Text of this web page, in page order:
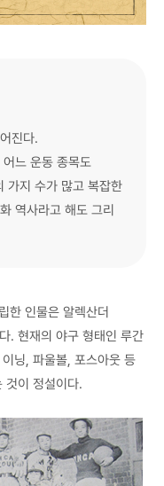
진다.
느 운동 종목도
가지 수가 많고 복잡한
역사라고 해도 그리
한 인물은 알렉산더
현재의 야구 형태인 루간
닝, 파울볼, 포스아웃 등
것이 정설이다.